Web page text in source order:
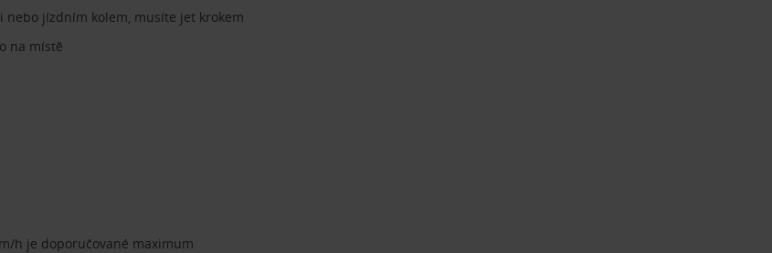
nebo jízdním kolem, musíte jet krokem
na místě
h je doporučované maximum